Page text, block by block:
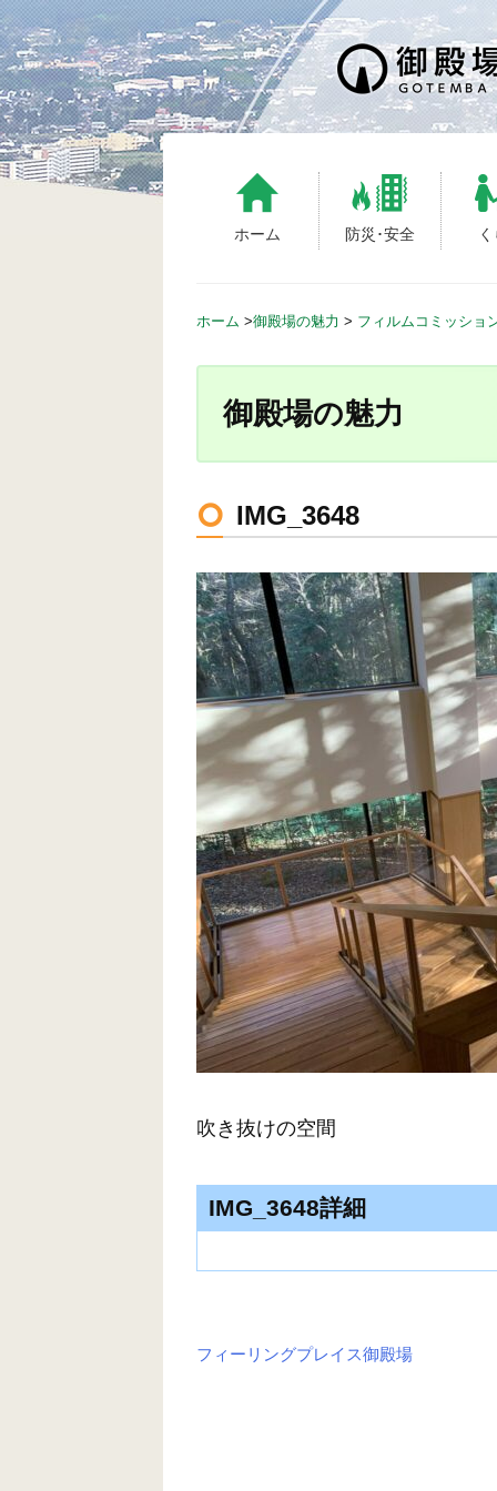
S
k
i
p
t
o
c
ホーム 防災･安全
ホーム >御殿場の魅力 > フィルムコミッショ
御殿場の魅力
IMG_3648
吹き抜けの空間
IMG_3648詳細
フィーリングプレイス御殿場